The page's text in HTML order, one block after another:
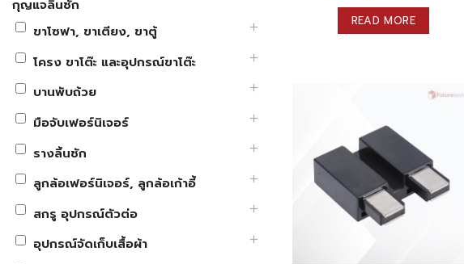
กุญแจลิ้นชัก
ขาโซฟา, ขาเตียง, ขาตู้
โครง ขาโต๊ะ และอุปกรณ์ขาโต๊ะ
บานพับถ้วย
มือจับเฟอร์นิเจอร์
รางลิ้นชัก
ลูกล้อเฟอร์นิเจอร์, ลูกล้อเก้าอี้
สกรู อุปกรณ์ตัวต่อ
อุปกรณ์จัดเก็บเสื้อผ้า
READ MORE